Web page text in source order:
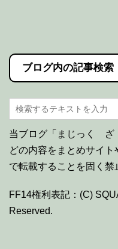
ブログ内の記事検索
当ブログ「まじっく ざ
どの内容をまとめサイ
で転載することを固く禁
FF14権利表記：(C)
Reserved.